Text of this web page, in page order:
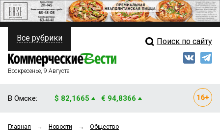
ПОЛИТИКА
ФИНАНСЫ
ОБЩЕСТВО
Свежий выпуск
Все рубрики Поиск по сайту
Воскресенье, 9 Августа
В Омске: $ 82,1665 € 94,8366
Главная → Новости → Общество